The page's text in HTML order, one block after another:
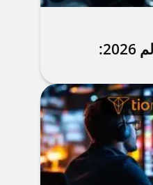
أرخص عملة في العالم 2026: